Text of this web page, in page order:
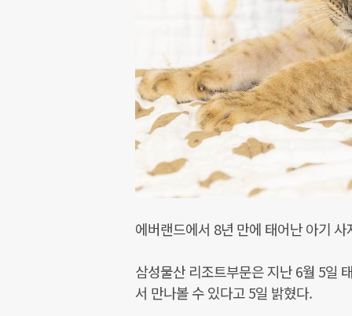
에버랜드에서 8년 만에 태어난 아기
삼성물산 리조트부문은 지난 6월 5일
서 만나볼 수 있다고 5일 밝혔다.